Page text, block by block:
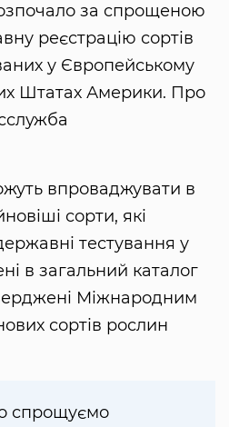
за спрощеною
реєстрацію сортів
у Європейському
Штатах Америки. Про
впроваджувати в
сорти, які
тестування у
в загальний каталог
Міжнародним
сортів рослин
спрощуємо